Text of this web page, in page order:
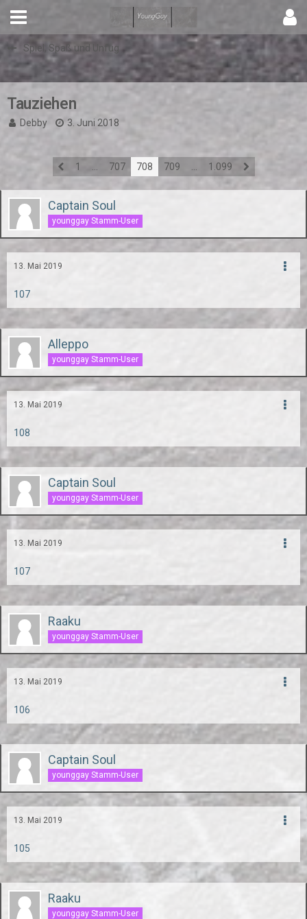
Spiel, Spaß und Unfug
Tauziehen
Debby 3. Juni 2018
1 707 708 709 1.099
Captain Soul
younggay Stamm-User
13. Mai 2019
107
Alleppo
younggay Stamm-User
13. Mai 2019
108
Captain Soul
younggay Stamm-User
13. Mai 2019
107
Raaku
younggay Stamm-User
13. Mai 2019
106
Captain Soul
younggay Stamm-User
13. Mai 2019
105
Raaku
younggay Stamm-User